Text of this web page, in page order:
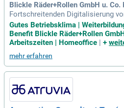
Blickle Räder+Rollen GmbH u. Co.
Fortschreitenden Digitalisierung
brechnung in einer modernen SAP
Übernahme von Key User-
chnung; Erstellen von
Gutes Betriebsklima |
Benefit Blickle Räder+Rollen
Arbeitszeiten | Homeoffice
+
mehr erfahren